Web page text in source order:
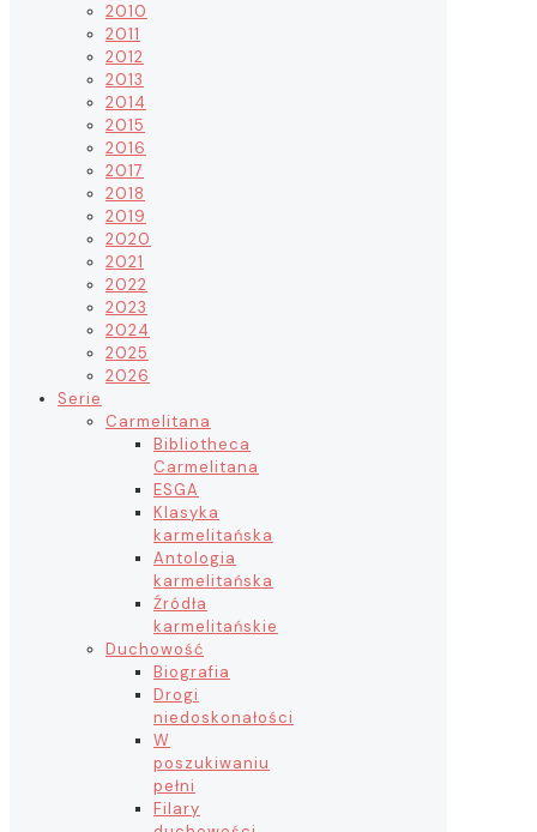
2010
2011
2012
2013
2014
2015
2016
2017
2018
2019
2020
2021
2022
2023
2024
2025
2026
Serie
Carmelitana
Bibliotheca
Carmelitana
ESGA
Klasyka
karmelitańska
Antologia
karmelitańska
Źródła
karmelitańskie
Duchowość
Biografia
Drogi
niedoskonałości
W
poszukiwaniu
pełni
Filary